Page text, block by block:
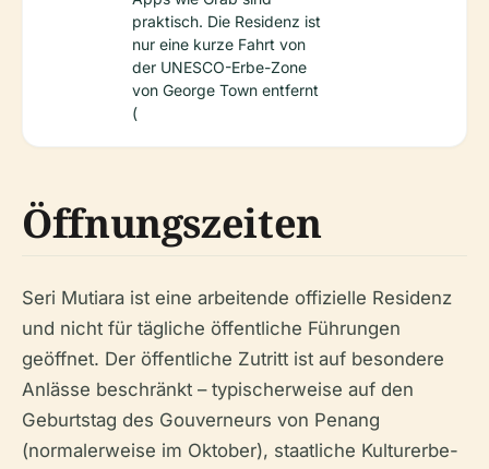
praktisch. Die Residenz ist
nur eine kurze Fahrt von
der UNESCO-Erbe-Zone
von George Town entfernt
(
Öffnungszeiten
Seri Mutiara ist eine arbeitende offizielle Residenz
und nicht für tägliche öffentliche Führungen
geöffnet. Der öffentliche Zutritt ist auf besondere
Anlässe beschränkt – typischerweise auf den
Geburtstag des Gouverneurs von Penang
(normalerweise im Oktober), staatliche Kulturerbe-